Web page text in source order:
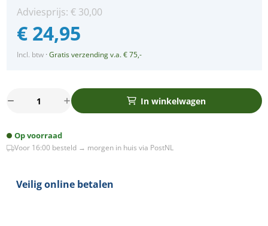
Adviesprijs: € 30,00
€ 24,95
Incl. btw ·Gratis verzending v.a. € 75,-
Oplaadbare
-
Denker
-
In winkelwagen
Op voorraad
Voor 16:00 besteld → morgen in huis via PostNL
Veilig online betalen